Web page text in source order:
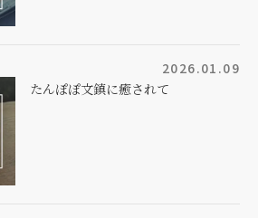
2026.01.09
たんぽぽ文鎮に癒されて